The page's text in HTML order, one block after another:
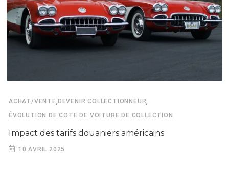
ACHAT/VENTE, DEVENIR COLLECTIONNEUR,
ÉVOLUTION DE COTE DE VOITURE DE COLLECTION
Impact des tarifs douaniers américains
10 AVRIL 2025